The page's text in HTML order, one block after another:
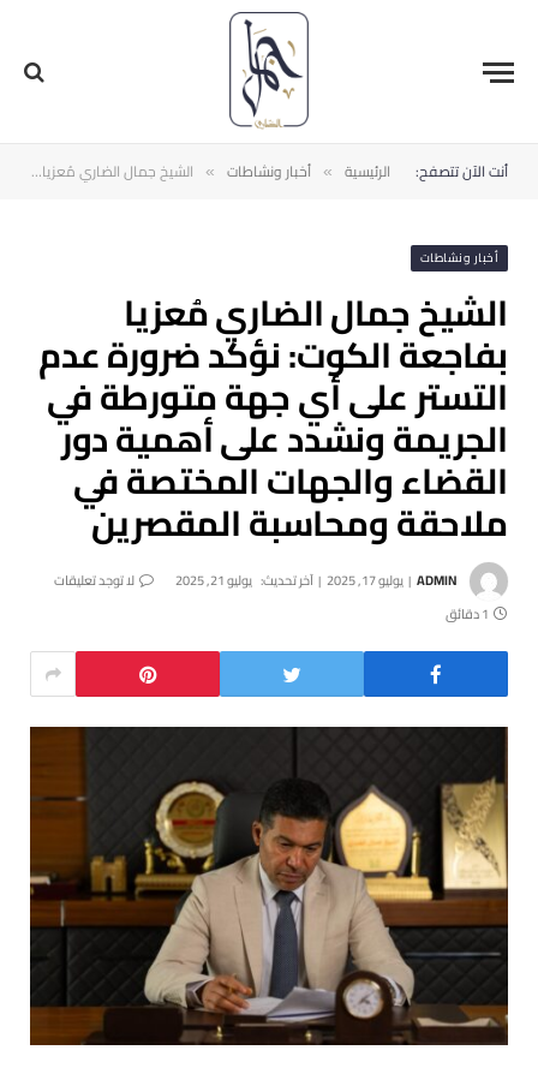
أنت الآن تتصفح: الرئيسية » أخبار ونشاطات » الشيخ جمال الضاري مُعزيا بفاجعة الكوت: نؤكد ضرورة عدم التستر على أي جهة متورطة في الجريمة ونشدد على أهمية دور القضاء والجهات المختصة في ملاحقة ومحاسبة المقصرين
أخبار ونشاطات
الشيخ جمال الضاري مُعزيا
بفاجعة الكوت: نؤكد ضرورة عدم
التستر على أي جهة متورطة في
الجريمة ونشدد على أهمية دور
القضاء والجهات المختصة في
ملاحقة ومحاسبة المقصرين
ADMIN يوليو 17, 2025 آخر تحديث: يوليو 21, 2025
لا توجد تعليقات
1 دقائق